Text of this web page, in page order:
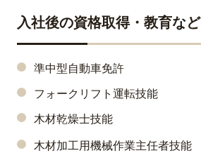
入社後の資格取得・教育など
準中型自動車免許
フォークリフト運転技能
木材乾燥士技能
木材加工用機械作業主任者技能